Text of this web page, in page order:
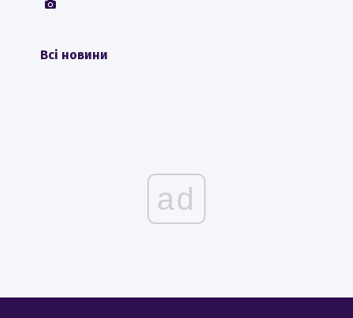
Всі новини
ad